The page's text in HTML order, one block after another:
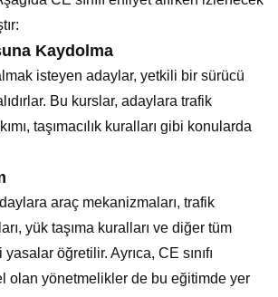
Kaydolma
isteyen adaylar, yetkili bir sürücü
Bu kurslar, adaylara trafik
taşımacılık kuralları gibi konularda
araç mekanizmaları, trafik
yük taşıma kuralları ve diğer tüm
yasalar öğretilir. Ayrıca, CE sınıfı
olan yönetmelikler de bu eğitimde yer